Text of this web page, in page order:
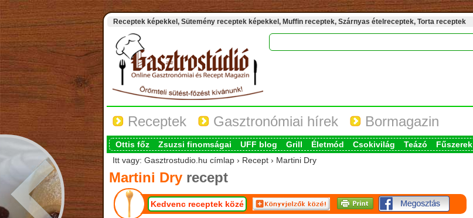
Receptek képekkel, Sütemény receptek képekkel, Muffin receptek, Szárnyas ételreceptek, Torta receptek
Receptek Gasztronómiai hírek Bormagazin
Ottis főz Zsuzsi finomságai UFF blog Grill Életmód Csokivilág Teázó Fűszerek
Itt vagy: Gasztrostudio.hu címlap › Recept › Martini Dry
Martini Dryrecept
Kedvenc receptek közé